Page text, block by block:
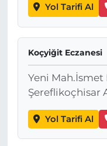
Yol Tarifi Al
Koçyiğit Eczanesi
Yeni Mah.İsmet
Şereflikoçhisar
Yol Tarifi Al